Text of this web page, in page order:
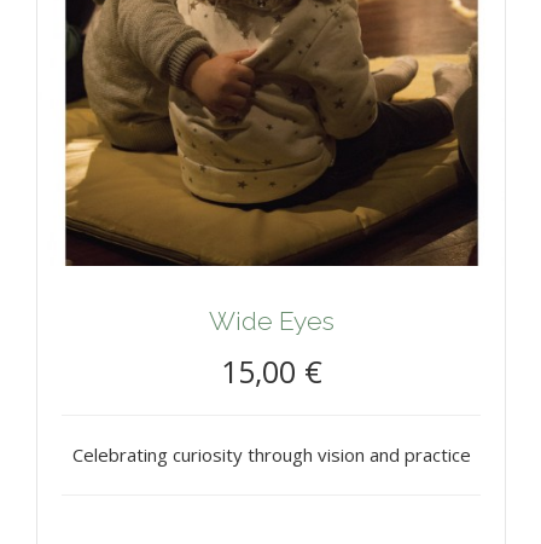
Wide Eyes
15,00 €
Celebrating curiosity through vision and practice